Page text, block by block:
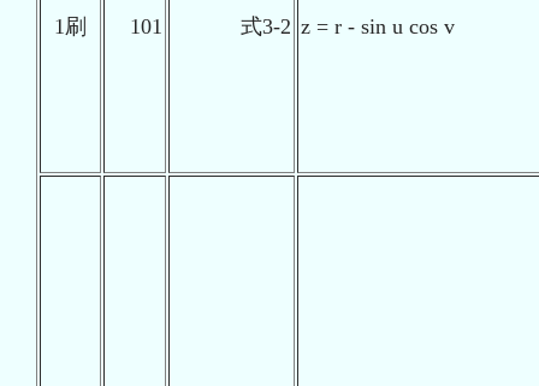
1刷 101 式3-2 z = r - sin u cos v